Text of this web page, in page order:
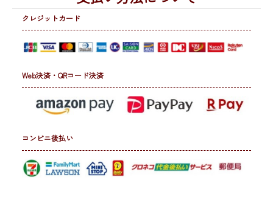
クレジットカード
Web決済・QRコード決済
コンビニ後払い